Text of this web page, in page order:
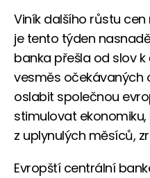
Viník dalšího růstu
je tento týden
banka přešla od slov
vesměs očekávaných
oslabit společnou
stimulovat
z uplynulých měsíců,
Evropští centrální